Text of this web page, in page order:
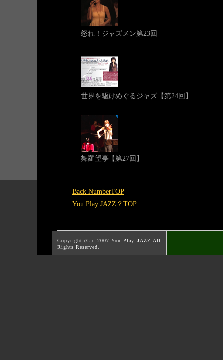
怒れ！ジャズメン第23回
世界を駆けめぐるジャズ【第24回】
舞羅望亭【第27回】
Back NumberTOP
You Play JAZZ？TOP
Copyright:(C）2007 You Play JAZZ All
Rights Reserved.